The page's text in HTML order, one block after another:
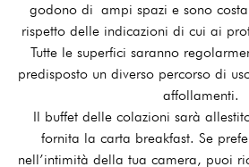
godono di ampi spazi e sono
rispetto delle indicazioni di cui ai
Tutte le superfici saranno
predisposto un diverso percorso di
affollamenti.
Il buffet delle colazioni sarà
fornita la carta breakfast. Se
nell’intimità della tua camera, puoi